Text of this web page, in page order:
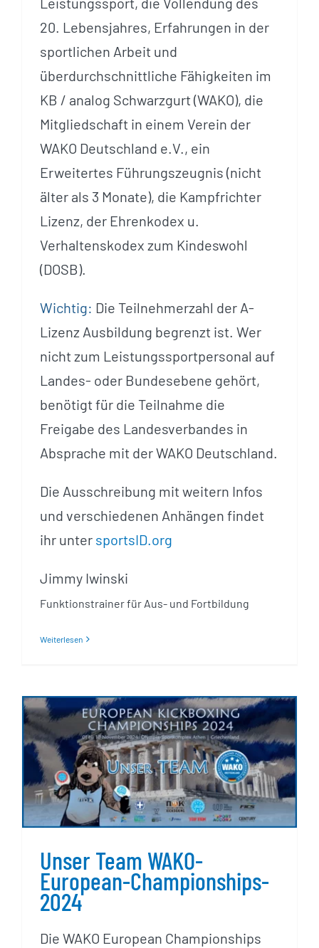
20. Lebensjahres, Erfahrungen in der
sportlichen Arbeit und
überdurchschnittliche Fähigkeiten im
KB / analog Schwarzgurt (WAKO), die
Mitgliedschaft in einem Verein der
WAKO Deutschland e.V., ein
Erweitertes Führungszeugnis (nicht
älter als 3 Monate), die Kampfrichter
Lizenz, der Ehrenkodex u.
Verhaltenskodex zum Kindeswohl
(DOSB).
Wichtig: Die Teilnehmerzahl der A-
Lizenz Ausbildung begrenzt ist. Wer
nicht zum Leistungssportpersonal auf
Landes- oder Bundesebene gehört,
benötigt für die Teilnahme die
Freigabe des Landesverbandes in
Absprache mit der WAKO Deutschland.
Die Ausschreibung mit weitern Infos
und verschiedenen Anhängen findet
ihr unter sportsID.org
Jimmy Iwinski
Funktionstrainer für Aus- und Fortbildung
Weiterlesen
Unser Team WAKO-
European-Championships-
2024
Unser Team WAKO-
European-Championships-
2024
Die WAKO European Championships